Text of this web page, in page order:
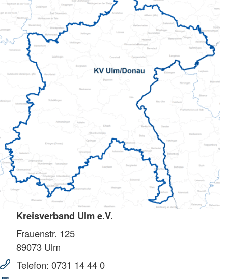
Kreisverband Ulm e.V.
Frauenstr. 125
89073 Ulm
Telefon: 0731 14 44 0